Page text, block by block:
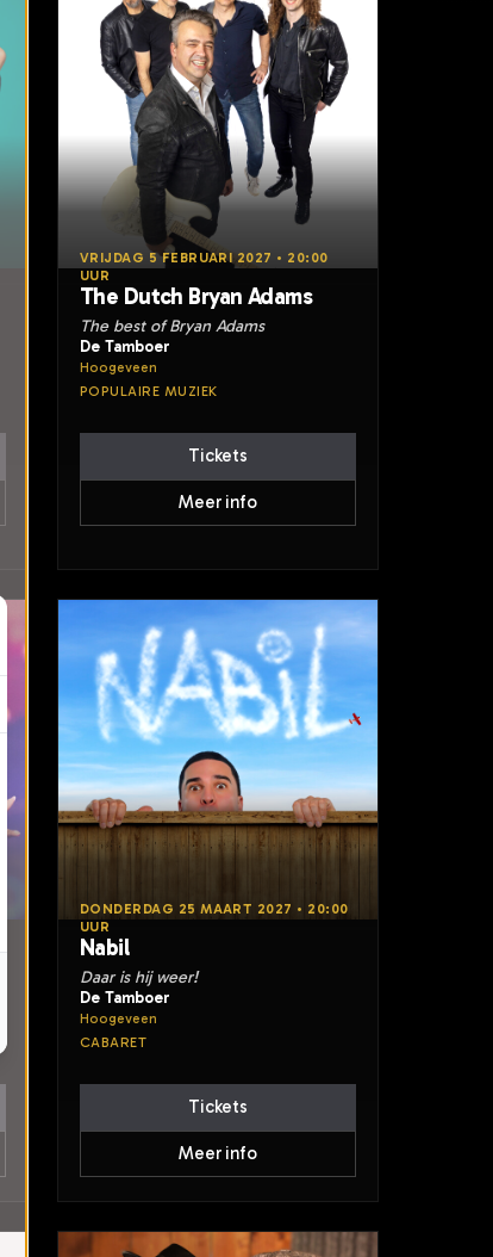
VRIJDAG 5 FEBRUARI 2027 • 20:00
UUR
The Dutch Bryan Adams
The best of Bryan Adams
De Tamboer
Hoogeveen
POPULAIRE MUZIEK
Tickets
Meer info
DONDERDAG 25 MAART 2027 • 20:00
UUR
Nabil
Daar is hij weer!
De Tamboer
Hoogeveen
CABARET
Tickets
Meer info